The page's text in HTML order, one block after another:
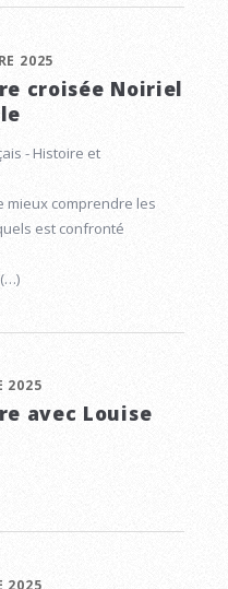
2025
croisée Noiriel
- Histoire et
mieux comprendre les
est confronté
2025
avec Louise
2025